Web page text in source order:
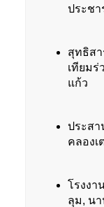
ประชา
สุทธิส
เทียม
แก้ว
ประสา
คลองเ
โรงงา
ลุม, น